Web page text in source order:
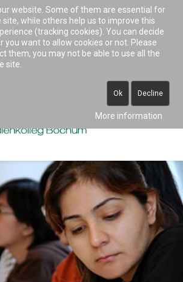
Tools
0234 938 82 0 (vormittags)
website. Some of them are essential for
while others help us to improve this
(tracking cookies). You can decide
want to allow cookies or not. Please
them, you may not be able to use all the
site.
Ok Decline
More information